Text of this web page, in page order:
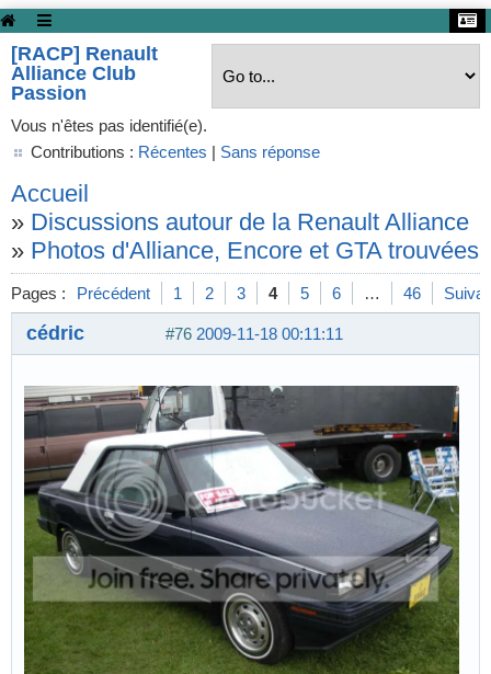
[RACP] Renault
Alliance Club
Passion
Vous n'êtes pas identifié(e).
Contributions : Récentes | Sans réponse
Accueil
» Discussions autour de la Renault Alliance
» Photos d'Alliance, Encore et GTA trouvées
Pages : Précédent 1 2 3 4 5 6 … 46
#76 2009-11-18 00:11:11
cédric